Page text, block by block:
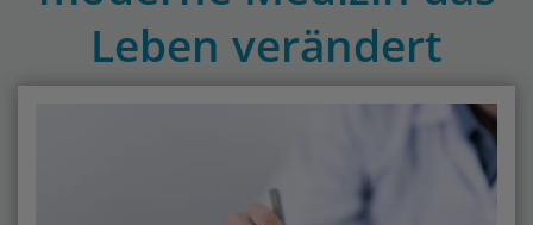
Leben verändert